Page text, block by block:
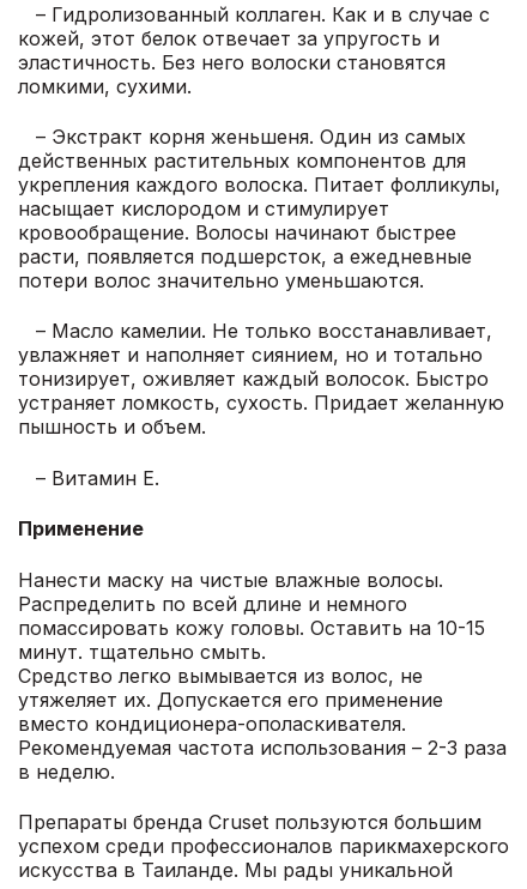
– Гидролизованный коллаген. Как и в случае с
кожей, этот белок отвечает за упругость и
эластичность. Без него волоски становятся
ломкими, сухими.
– Экстракт корня женьшеня. Один из самых
действенных растительных компонентов для
укрепления каждого волоска. Питает фолликулы,
насыщает кислородом и стимулирует
кровообращение. Волосы начинают быстрее
расти, появляется подшерсток, а ежедневные
потери волос значительно уменьшаются.
– Масло камелии. Не только восстанавливает,
увлажняет и наполняет сиянием, но и тотально
тонизирует, оживляет каждый волосок. Быстро
устраняет ломкость, сухость. Придает желанную
пышность и объем.
– Витамин Е.
Применение
Нанести маску на чистые влажные волосы.
Распределить по всей длине и немного
помассировать кожу головы. Оставить на 10-15
минут. тщательно смыть.
Средство легко вымывается из волос, не
утяжеляет их. Допускается его применение
вместо кондиционера-ополаскивателя.
Рекомендуемая частота использования – 2-3 раза
в неделю.
Препараты бренда Cruset пользуются большим
успехом среди профессионалов парикмахерского
искусства в Таиланде. Мы рады уникальной